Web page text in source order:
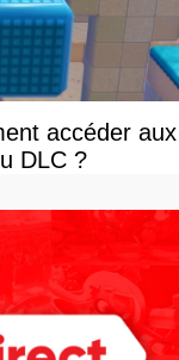
accéder aux
DLC ?